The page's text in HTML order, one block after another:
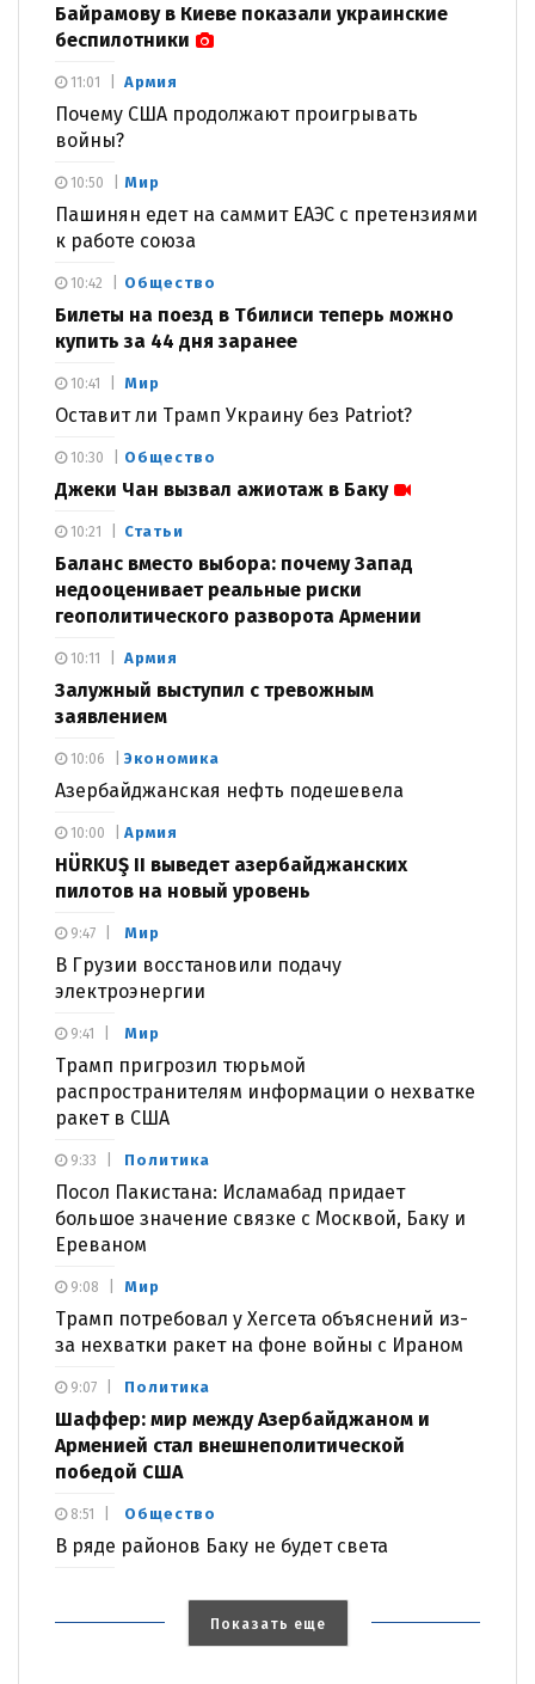
Байрамову в Киеве показали украинские
беспилотники
Армия
Почему США продолжают проигрывать
войны?
11:01
Мир
Пашинян едет на саммит ЕАЭС с претензиями
к работе союза
10:50
Общество
Билеты на поезд в Тбилиси теперь можно
купить за 44 дня заранее
10:42
Мир
Оставит ли Трамп Украину без Patriot?
10:41
Общество
Джеки Чан вызвал ажиотаж в Баку
10:30
Статьи
Баланс вместо выбора: почему Запад
недооценивает реальные риски
геополитического разворота Армении
10:21
Армия
Залужный выступил с тревожным
заявлением
10:11
Экономика
Азербайджанская нефть подешевела
10:06
Армия
HÜRKUŞ II выведет азербайджанских
пилотов на новый уровень
10:00
Мир
В Грузии восстановили подачу
электроэнергии
9:47
Мир
Трамп пригрозил тюрьмой
распространителям информации о нехватке
ракет в США
9:41
Политика
Посол Пакистана: Исламабад придает
большое значение связке с Москвой, Баку и
Ереваном
9:33
Мир
Трамп потребовал у Хегсета объяснений из-
за нехватки ракет на фоне войны с Ираном
9:08
Политика
Шаффер: мир между Азербайджаном и
Арменией стал внешнеполитической
победой США
9:07
Общество
В ряде районов Баку не будет света
8:51
Показать еще